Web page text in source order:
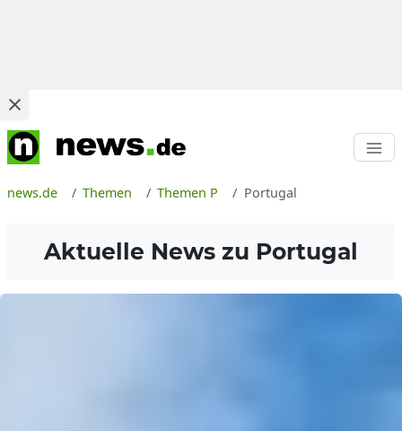
news.de Themen Themen P Portugal
Aktuelle News zu Portugal